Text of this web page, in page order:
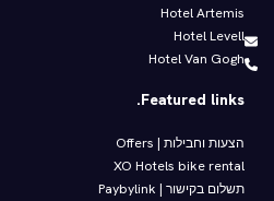
Hotel Artemis
Hotel Levell
Hotel Van Gogh
Featured links.
הצעות וחבילות | Offers
XO Hotels bike rental
תשלום בקישור | Paybylink